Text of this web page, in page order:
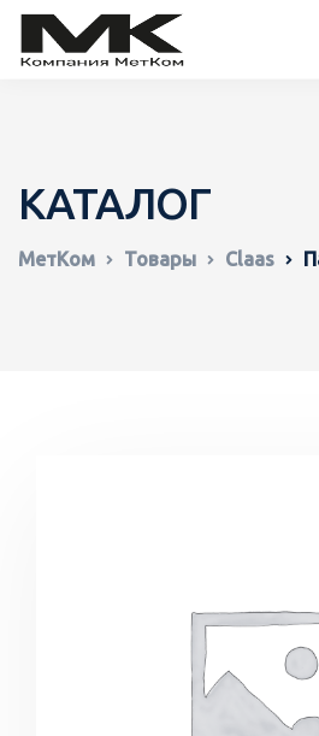
КАТАЛОГ
МетКом Товары Claas